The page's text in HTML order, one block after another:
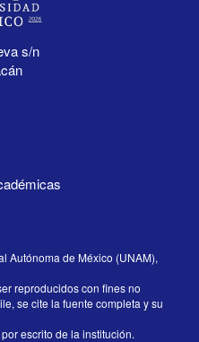
s/n
Autónoma de México (UNAM),
reproducidos con fines no
se cite la fuente completa y su
escrito de la institución.